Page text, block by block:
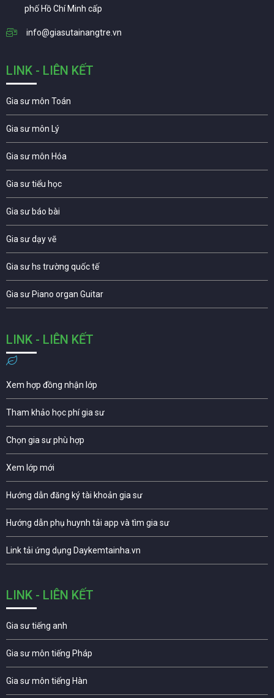
phố Hồ Chí Minh cấp
info@giasutainangtre.vn
LINK - LIÊN KẾT
Gia sư môn Toán
Gia sư môn Lý
Gia sư môn Hóa
Gia sư tiểu học
Gia sư báo bài
Gia sư dạy vẽ
Gia sư hs trường quốc tế
Gia sư Piano organ Guitar
LINK - LIÊN KẾT
Xem hợp đồng nhận lớp
Tham khảo học phí gia sư
Chọn gia sư phù hợp
Xem lớp mới
Hướng dẫn đăng ký tài khoản gia sư
Hướng dẫn phụ huynh tải app và tìm gia sư
Link tải ứng dụng Daykemtainha.vn
LINK - LIÊN KẾT
Gia sư tiếng anh
Gia sư môn tiếng Pháp
Gia sư môn tiếng Hàn